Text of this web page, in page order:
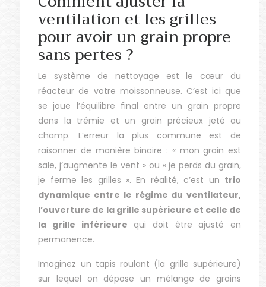
ventilation et les grilles
pour avoir un grain propre
sans pertes ?
Le système de nettoyage est le cœur du
réacteur de votre moissonneuse. C’est ici que
se joue l’équilibre final entre un grain propre
dans la trémie et un grain précieux jeté au
champ. L’erreur la plus commune est de
raisonner de manière binaire : « mon grain est
sale, j’augmente le vent » ou « je perds du grain,
je ferme les grilles ». En réalité, c’est un trio
dynamique entre le régime du ventilateur,
l’ouverture de la grille supérieure et celle de
la grille inférieure qui doit être ajusté en
permanence.
Imaginez un tapis roulant (la grille supérieure)
sur lequel on dépose un mélange de grains